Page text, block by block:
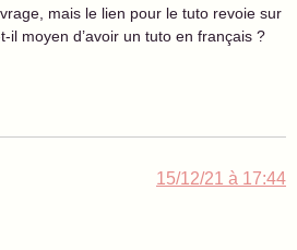
mais le lien pour le tuto revoie sur
il moyen d’avoir un tuto en français ?
15/12/21 à 17:44